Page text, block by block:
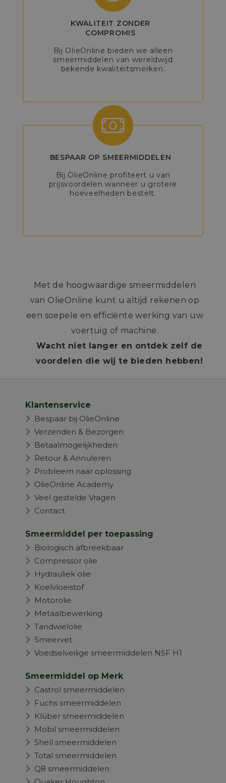
KWALITEIT ZONDER
COMPROMIS
Bij OlieOnline bieden we alleen
smeermiddelen van wereldwijd
bekende kwaliteitsmerken.
BESPAAR OP SMEERMIDDELEN
Bij OlieOnline profiteert u van
prijsvoordelen wanneer u grotere
hoeveelheden bestelt.
Met de hoogwaardige smeermiddelen
van OlieOnline kunt u altijd rekenen op
een soepele en efficiënte werking van uw
voertuig of machine.
Wacht niet langer en ontdek zelf de
voordelen die wij te bieden hebben!
Klantenservice
Bespaar bij OlieOnline
Verzenden & Bezorgen
Betaalmogelijkheden
Retour & Annuleren
Probleem naar oplossing
OlieOnline Academy
Veel gestelde Vragen
Contact
Smeermiddel per toepassing
Biologisch afbreekbaar
Compressor olie
Hydrauliek olie
Koelvloeistof
Motorolie
Metaalbewerking
Tandwielolie
Smeervet
Voedselveilige smeermiddelen NSF H1
Smeermiddel op Merk
Castrol smeermiddelen
Fuchs smeermiddelen
Klüber smeermiddelen
Mobil smeermiddelen
Shell smeermiddelen
Total smeermiddelen
Q8 smeermiddelen